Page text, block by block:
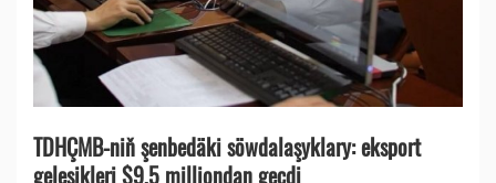
TDHÇMB-niň şenbedäki söwdalaşyklary: eksport
geleşikleri $9,5 milliondan geçdi